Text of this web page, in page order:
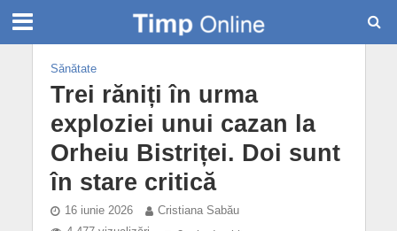
Sănătate
Trei răniți în urma
exploziei unui cazan la
Orheiu Bistriței. Doi sunt
în stare critică
16 iunie 2026
Cristiana Sabău